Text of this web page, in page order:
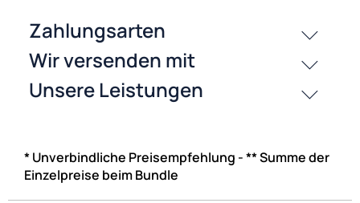
* Unverbindliche Preisempfehlung - ** Summe der
Einzelpreise beim Bundle